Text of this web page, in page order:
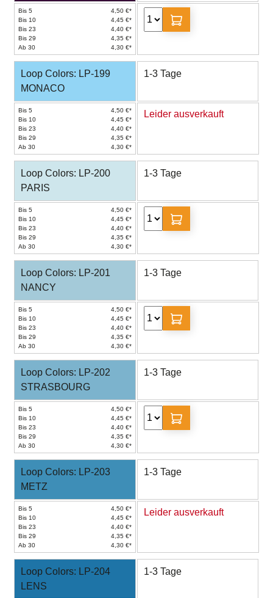
Bis 5
4,50 €*
Bis 10
4,45 €*
Bis 23
4,40 €*
Bis 29
4,35 €*
Ab 30
4,30 €*
Loop Colors: LP-199
MONACO
1-3 Tage
Bis 5
4,50 €*
Bis 10
4,45 €*
Bis 23
4,40 €*
Bis 29
4,35 €*
Ab 30
4,30 €*
Leider ausverkauft
Loop Colors: LP-200
PARIS
1-3 Tage
Bis 5
4,50 €*
Bis 10
4,45 €*
Bis 23
4,40 €*
Bis 29
4,35 €*
Ab 30
4,30 €*
Loop Colors: LP-201
NANCY
1-3 Tage
Bis 5
4,50 €*
Bis 10
4,45 €*
Bis 23
4,40 €*
Bis 29
4,35 €*
Ab 30
4,30 €*
Loop Colors: LP-202
STRASBOURG
1-3 Tage
Bis 5
4,50 €*
Bis 10
4,45 €*
Bis 23
4,40 €*
Bis 29
4,35 €*
Ab 30
4,30 €*
Loop Colors: LP-203
METZ
1-3 Tage
Bis 5
4,50 €*
Bis 10
4,45 €*
Bis 23
4,40 €*
Bis 29
4,35 €*
Ab 30
4,30 €*
Leider ausverkauft
Loop Colors: LP-204
LENS
1-3 Tage